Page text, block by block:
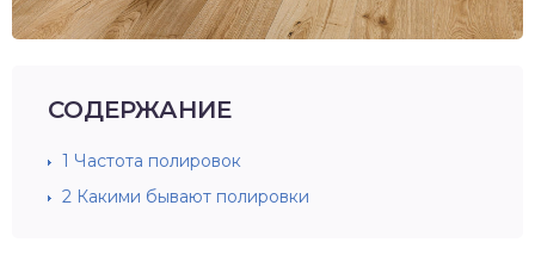
СОДЕРЖАНИЕ
1 Частота полировок
2 Какими бывают полировки